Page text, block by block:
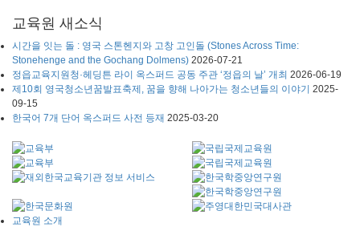
교육원 새소식
시간을 잇는 돌 : 영국 스톤헨지와 고창 고인돌 (Stones Across Time:
Stonehenge and the Gochang Dolmens) 2026-07-21
정읍교육지원청·헤딩튼 라이 옥스퍼드 공동 주관 ‘정읍의 날’ 개최 2026-06-19
제10회 영국청소년꿈발표축제, 꿈을 향해 나아가는 청소년들의 이야기 2025-
09-15
한국어 7개 단어 옥스퍼드 사전 등재 2025-03-20
교육원 소개